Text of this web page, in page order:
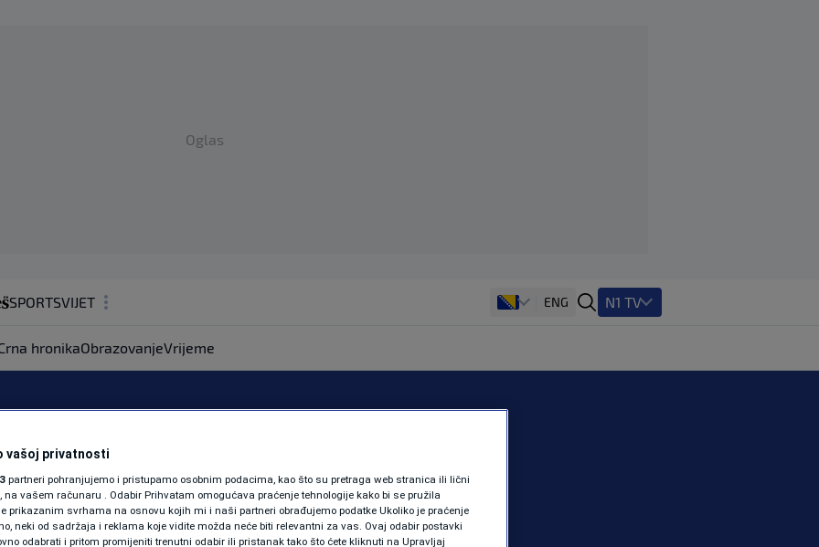
Oglas
SPORTSVIJET
ZDRAVLJE
SHOWBIZ
PODCAST
ENG N1 TV
hronikaObrazovanjeVrijeme
dobiti
vašoj privatnosti
partneri pohranjujemo i pristupamo osobnim podacima, kao što su pretraga web stranica ili lični
na vašem računaru . Odabir Prihvatam omogućava praćenje tehnologije kako bi se pružila
prikazanim svrhama na osnovu kojih mi i naši partneri obrađujemo podatke Ukoliko je praćenje
neki od sadržaja i reklama koje vidite možda neće biti relevantni za vas. Ovaj odabir postavki
odabrati i pritom promijeniti trenutni odabir ili pristanak tako što ćete kliknuti na Upravljaj